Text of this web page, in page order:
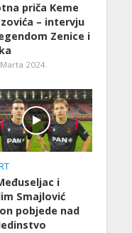
priča Keme
– intervju
Zenice i
2024.
i
Smajlović
pobjede nad